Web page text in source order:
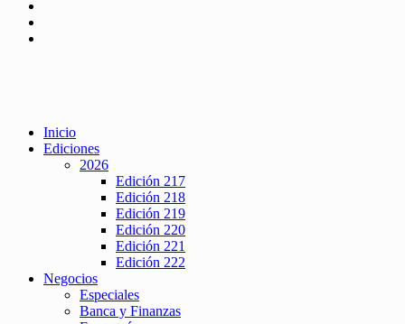
Inicio
Ediciones
2026
Edición 217
Edición 218
Edición 219
Edición 220
Edición 221
Edición 222
Negocios
Especiales
Banca y Finanzas